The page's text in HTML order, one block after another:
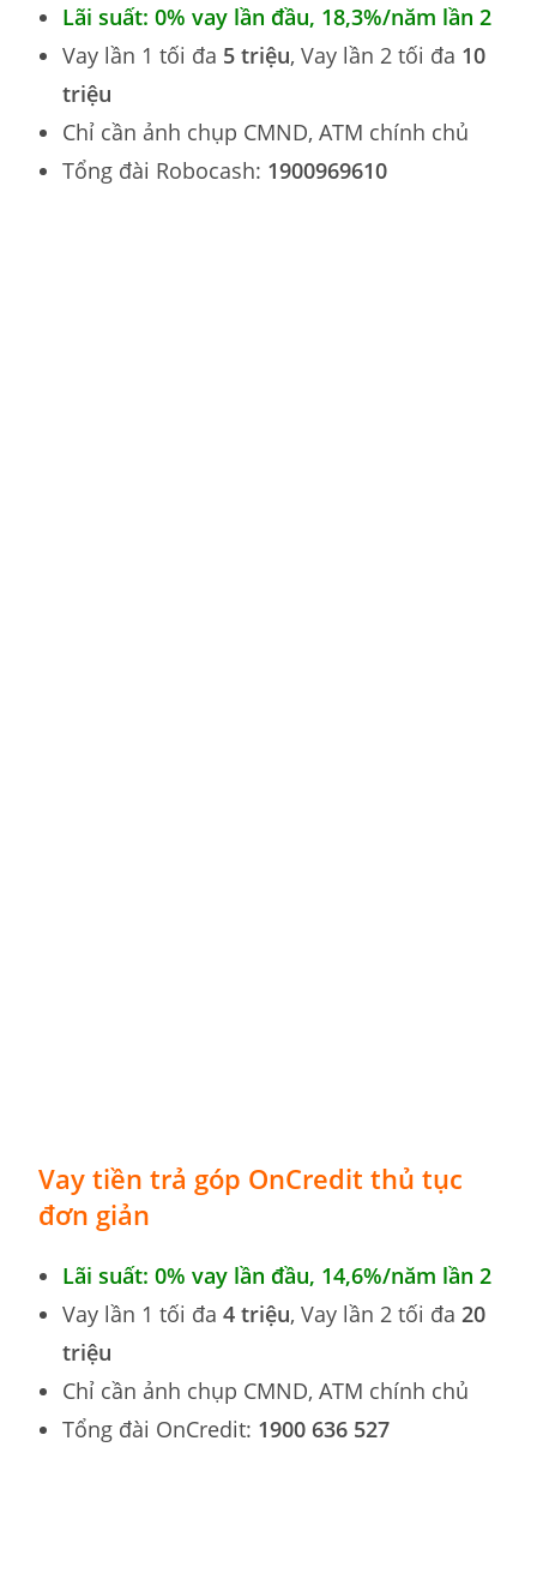
Lãi suất: 0% vay lần đầu, 18,3%/năm lần 2
Vay lần 1 tối đa 5 triệu, Vay lần 2 tối đa 10
triệu
Chỉ cần ảnh chụp CMND, ATM chính chủ
Tổng đài Robocash: 1900969610
Vay tiền trả góp OnCredit thủ tục
đơn giản
Lãi suất: 0% vay lần đầu, 14,6%/năm lần 2
Vay lần 1 tối đa4 triệu, Vay lần 2 tối đa20
triệu
Chỉ cần ảnh chụp CMND, ATM chính chủ
Tổng đài OnCredit: 1900 636 527